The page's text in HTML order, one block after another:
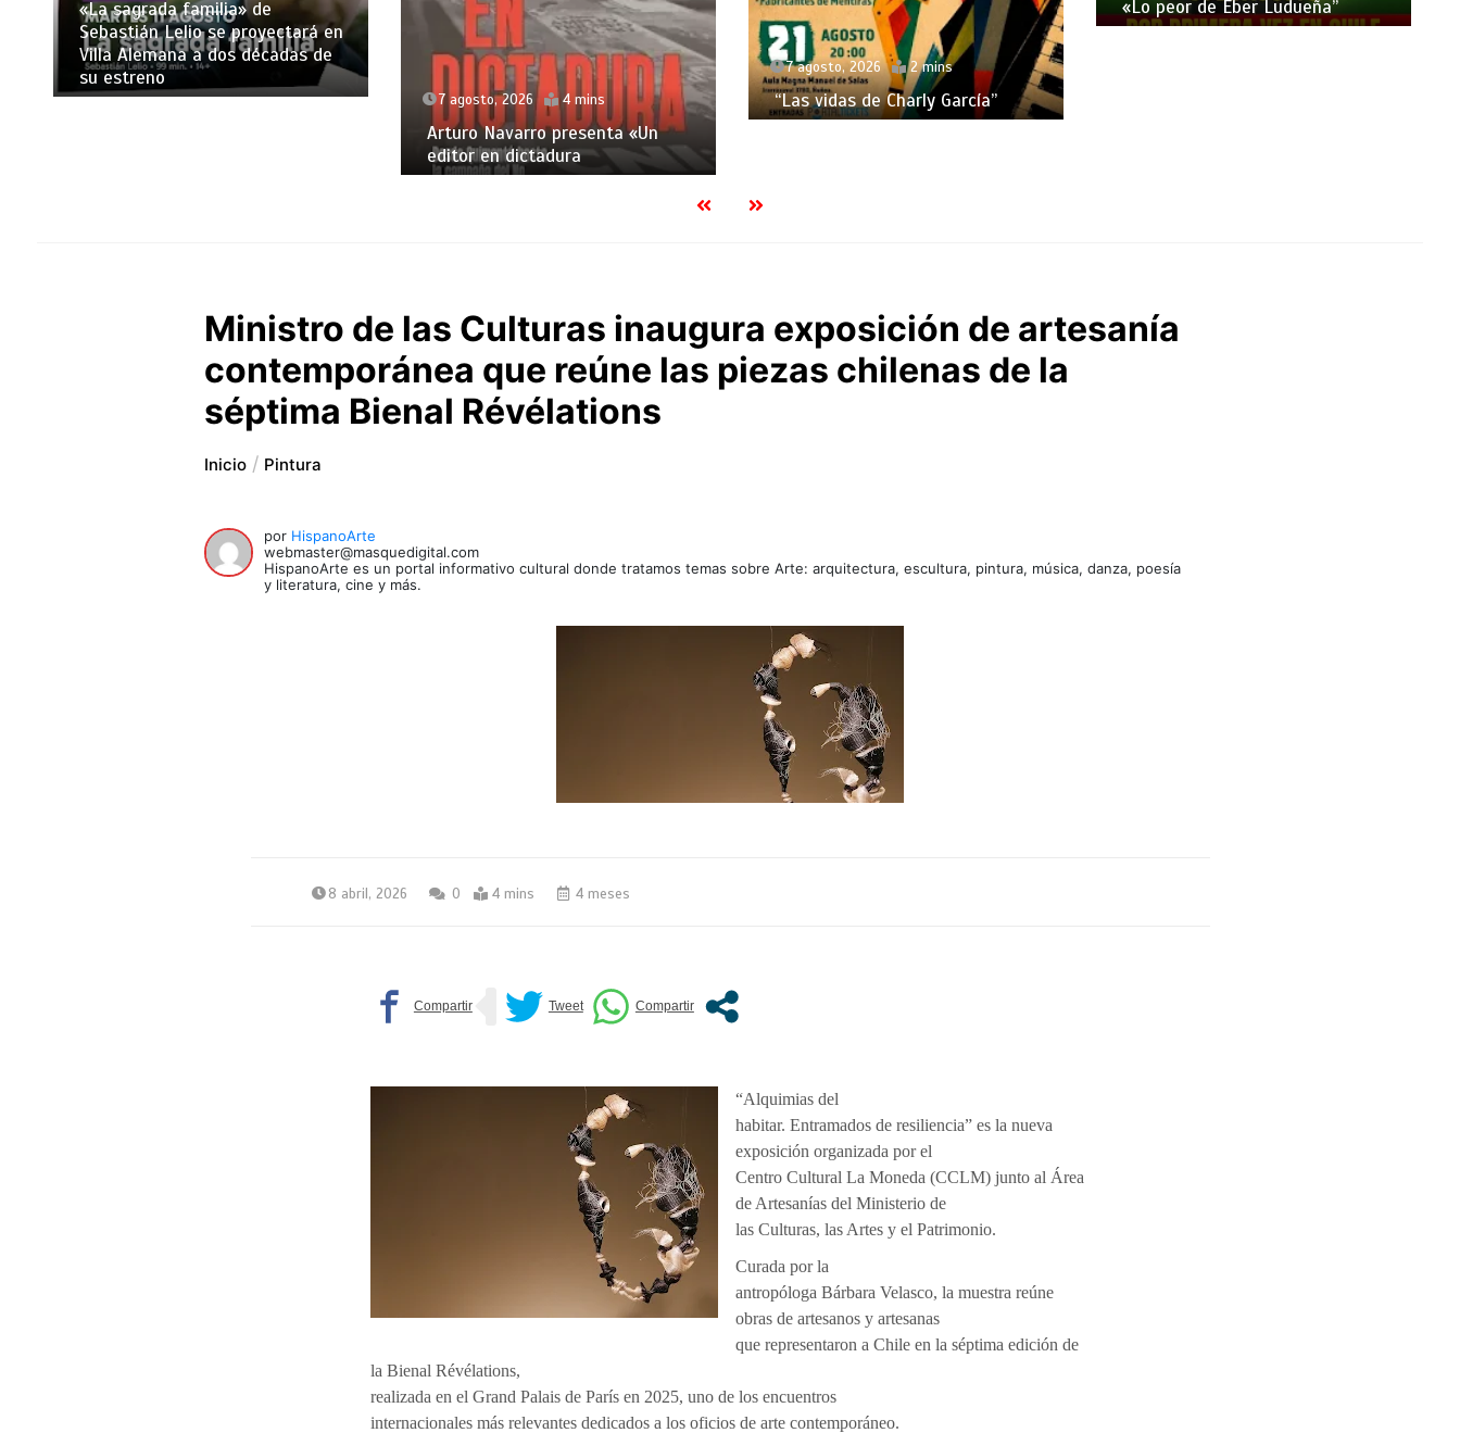
«La sagrada familia» de
Sebastián Lelio se proyectará en
Villa Alemana a dos décadas de
su estreno
7 agosto, 2026 4 mins
Arturo Navarro presenta «Un
editor en dictadura
7 agosto, 2026 2 mins
“Las vidas de Charly García”
«Lo peor de Eber Ludueña”
Ministro de las Culturas inaugura exposición de artesanía
contemporánea que reúne las piezas chilenas de la
séptima Bienal Révélations
Inicio Pintura
por HispanoArte
webmaster@masquedigital.com
HispanoArte es un portal informativo cultural donde tratamos temas sobre Arte: arquitectura, escultura, pintura, música, danza, poesía
y literatura, cine y más.
8 abril, 2026 0 4 mins 4 meses
“Alquimias del
habitar. Entramados de resiliencia” es la nueva
exposición organizada por el
Centro Cultural La Moneda (CCLM) junto al Área
de Artesanías del Ministerio de
las Culturas, las Artes y el Patrimonio.
Curada por la
antropóloga Bárbara Velasco, la muestra reúne
obras de artesanos y artesanas
que representaron a Chile en la séptima edición de
la Bienal Révélations,
realizada en el Grand Palais de París en 2025, uno de los encuentros
internacionales más relevantes dedicados a los oficios de arte contemporáneo.